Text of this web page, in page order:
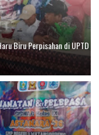
Biru Perpisahan di UPTD